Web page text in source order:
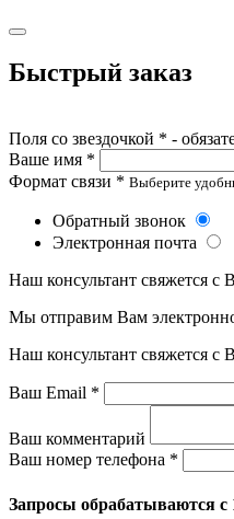
Быстрый заказ
Поля со звездочкой * -
Ваше имя *
Формат связи * Выберите
Обратный звонок
Электронная почта
Наш консультант свяжется с
Мы отправим Вам
Наш консультант свяжется с
Ваш Email *
Ваш комментарий
Ваш номер телефона *
Запросы обрабатываются